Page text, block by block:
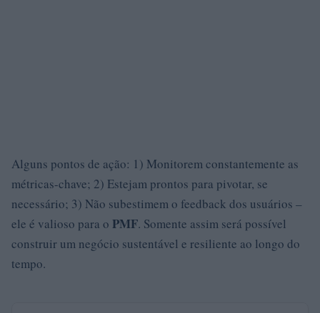
Alguns pontos de ação: 1) Monitorem constantemente as
métricas-chave; 2) Estejam prontos para pivotar, se
necessário; 3) Não subestimem o feedback dos usuários –
ele é valioso para o PMF. Somente assim será possível
construir um negócio sustentável e resiliente ao longo do
tempo.